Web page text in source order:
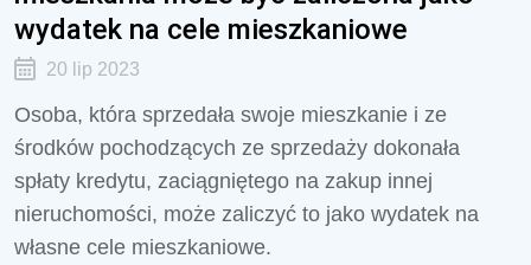
wydatek na cele mieszkaniowe
20 lip 2023
Osoba, która sprzedała swoje mieszkanie i ze
środków pochodzących ze sprzedaży dokonała
spłaty kredytu, zaciągniętego na zakup innej
nieruchomości, może zaliczyć to jako wydatek na
własne cele mieszkaniowe.